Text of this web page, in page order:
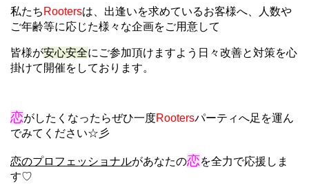
私たち Rootersは、出逢いを求めているお客様へ、人数や
ご年齢等に応じた様々な企画をご用意して
皆様が安心安全にご参加頂けますよう日々改善と対策を心
掛けて開催をしております。
恋がしたくなったらぜひ一度Rootersパーティへ足を運ん
でみてください☆彡
恋のプロフェッショナルがあなたの恋を全力で応援しま
す♡